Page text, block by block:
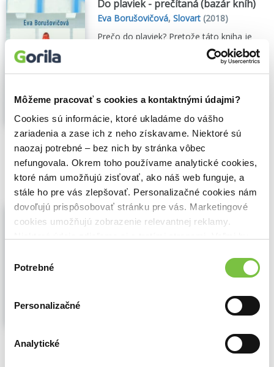
Môžeme pracovať s cookies a kontaktnými údajmi?
Cookies sú informácie, ktoré ukladáme do vášho
zariadenia a zase ich z neho získavame. Niektoré sú
naozaj potrebné – bez nich by stránka vôbec
nefungovala. Okrem toho používame analytické cookies,
ktoré nám umožňujú zisťovať, ako náš web funguje, a
stále ho pre vás zlepšovať. Personalizačné cookies nám
dovoľujú prispôsobovať stránku pre vás. Marketingové
cookies umožňujú zobrazenie relevantnej reklamy.
cookies.
súhlasu
Potrebné
Personalizačné
Analytické
Do plaviek - prečítaná (bazár kníh)
Eva Borušovičová,Slovart (2018)
Prečo do plaviek? Pretože táto kniha je
plná textov, ktoré mnohé veci odhaľujú a
ponúkajú návod, ako preplávať životom,
láskou, manželstvom, rodičovstvom,
🌴 Máme na sklade, posielame ihneď.
7,80€ Do košíka
Dokonalé dieťa - prečítaná (bazár
kníh)
Eva Borušovičová,Slovart(2023)
dokonalé je nepriateľom dobrého, ale kým
to nevyskúšame, nevieme tomu uveriť.
dokonalejší? Mať normálnejších rodičov?
Poslušnejšie deti? Máte tri možnosti...